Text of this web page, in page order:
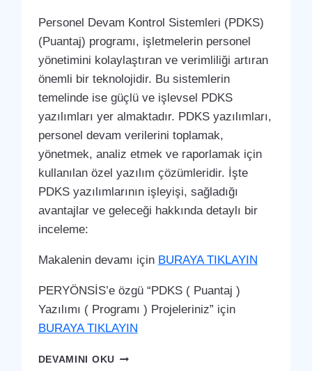
Personel Devam Kontrol Sistemleri (PDKS)
(Puantaj) programı, işletmelerin personel
yönetimini kolaylaştıran ve verimliliği artıran
önemli bir teknolojidir. Bu sistemlerin
temelinde ise güçlü ve işlevsel PDKS
yazılımları yer almaktadır. PDKS yazılımları,
personel devam verilerini toplamak,
yönetmek, analiz etmek ve raporlamak için
kullanılan özel yazılım çözümleridir. İşte
PDKS yazılımlarının işleyişi, sağladığı
avantajlar ve geleceği hakkında detaylı bir
inceleme:
Makalenin devamı için BURAYA TIKLAYIN
PERYÖNSİS’e özgü “PDKS ( Puantaj )
Yazılımı ( Programı ) Projeleriniz” için
BURAYA TIKLAYIN
DEVAMINI OKUHAKKARI